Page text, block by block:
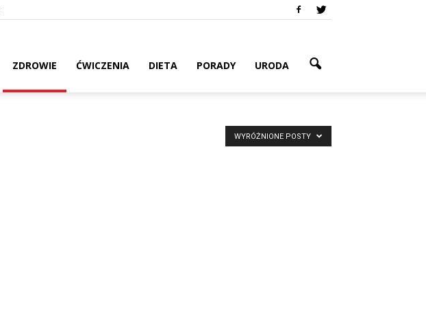
ZDROWIE ĆWICZENIA DIETA PORADY URODA
WYRÓŻNIONE POSTY